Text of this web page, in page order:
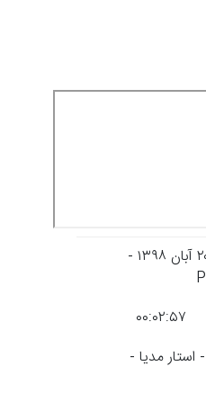
دوشنبه ۲۰ آبان ۱۳۹۸ -
- استار مدیا -